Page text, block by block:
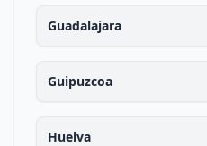
Guadalajara
Guipuzcoa
Huelva